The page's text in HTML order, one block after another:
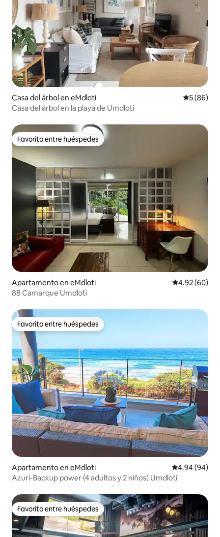
Casa del árbol en eMdloti
5 (86)
Casa del árbol en la playa de Umdloti
Favorito entre huéspedes
Favorito entre huéspedes
Apartamento en eMdloti Calificación
4.92 (60)
88 Camarque Umdloti
Favorito entre huéspedes
Favorito entre huéspedes
Apartamento en eMdloti Calificación
4.94 (94)
Azuri-Backup power (4 adultos y 2 niños) Umdloti
Favorito entre huéspedes
Favorito entre huéspedes